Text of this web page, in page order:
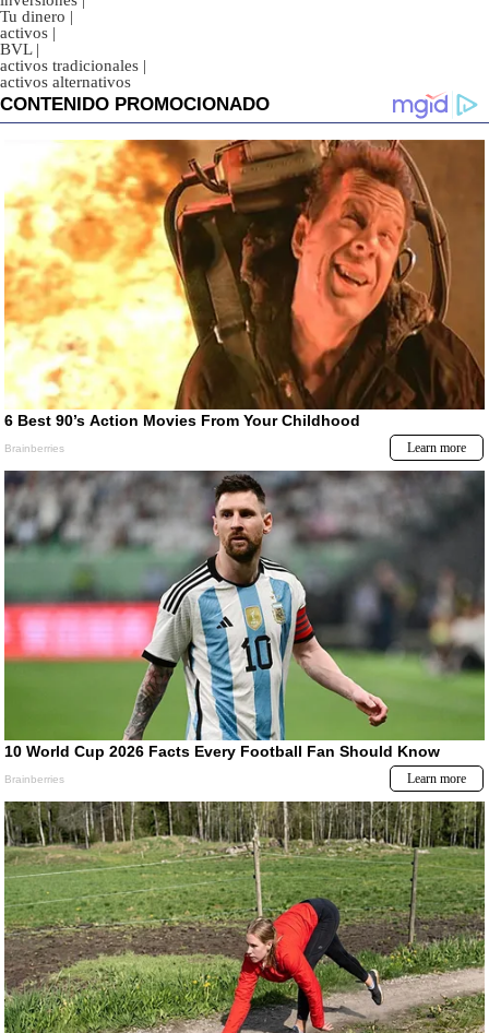
Tu dinero |
activos |
BVL |
activos tradicionales |
activos alternativos